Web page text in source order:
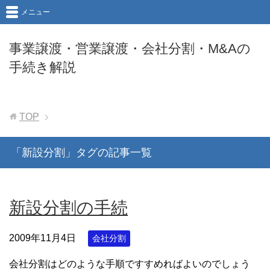
事業譲渡・営業譲渡・会社分割・M&Aの
手続き解説
メニュー
TOP
「新設分割」タグの記事一覧
新設分割の手続
2009年11月4日 会社分割
会社分割はどのような手順ですすめればよいのでしょう